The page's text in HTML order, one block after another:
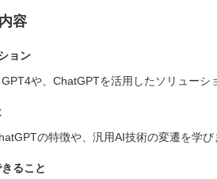
容
ョン
や、ChatGPTを活用したソリューシ
の特徴や、汎用AI技術の変遷を学び
ること